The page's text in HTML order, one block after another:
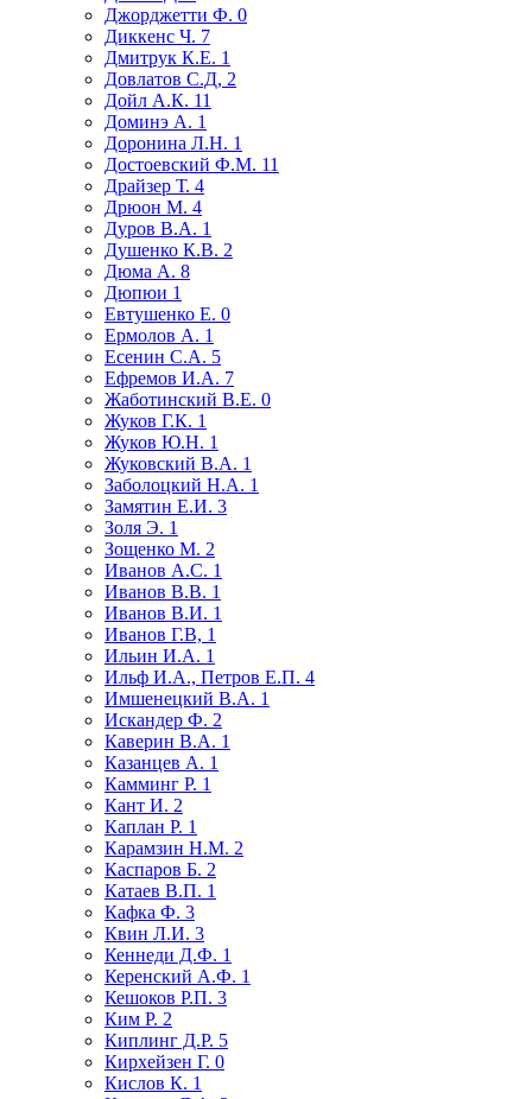
Джорджетти Ф. 0
Диккенс Ч. 7
Дмитрук К.Е. 1
Довлатов С.Д, 2
Дойл А.К. 11
Доминэ А. 1
Доронина Л.Н. 1
Достоевский Ф.М. 11
Драйзер Т. 4
Дрюон М. 4
Дуров В.А. 1
Душенко К.В. 2
Дюма А. 8
Дюпюи 1
Евтушенко Е. 0
Ермолов А. 1
Есенин С.А. 5
Ефремов И.А. 7
Жаботинский В.Е. 0
Жуков Г.К. 1
Жуков Ю.Н. 1
Жуковский В.А. 1
Заболоцкий Н.А. 1
Замятин Е.И. 3
Золя Э. 1
Зощенко М. 2
Иванов А.С. 1
Иванов В.В. 1
Иванов В.И. 1
Иванов Г.В, 1
Ильин И.А. 1
Ильф И.А., Петров Е.П. 4
Имшенецкий В.А. 1
Искандер Ф. 2
Каверин В.А. 1
Казанцев А. 1
Камминг Р. 1
Кант И. 2
Каплан Р. 1
Карамзин Н.М. 2
Каспаров Б. 2
Катаев В.П. 1
Кафка Ф. 3
Квин Л.И. 3
Кеннеди Д.Ф. 1
Керенский А.Ф. 1
Кешоков Р.П. 3
Ким Р. 2
Киплинг Д.Р. 5
Кирхейзен Г. 0
Кислов К. 1